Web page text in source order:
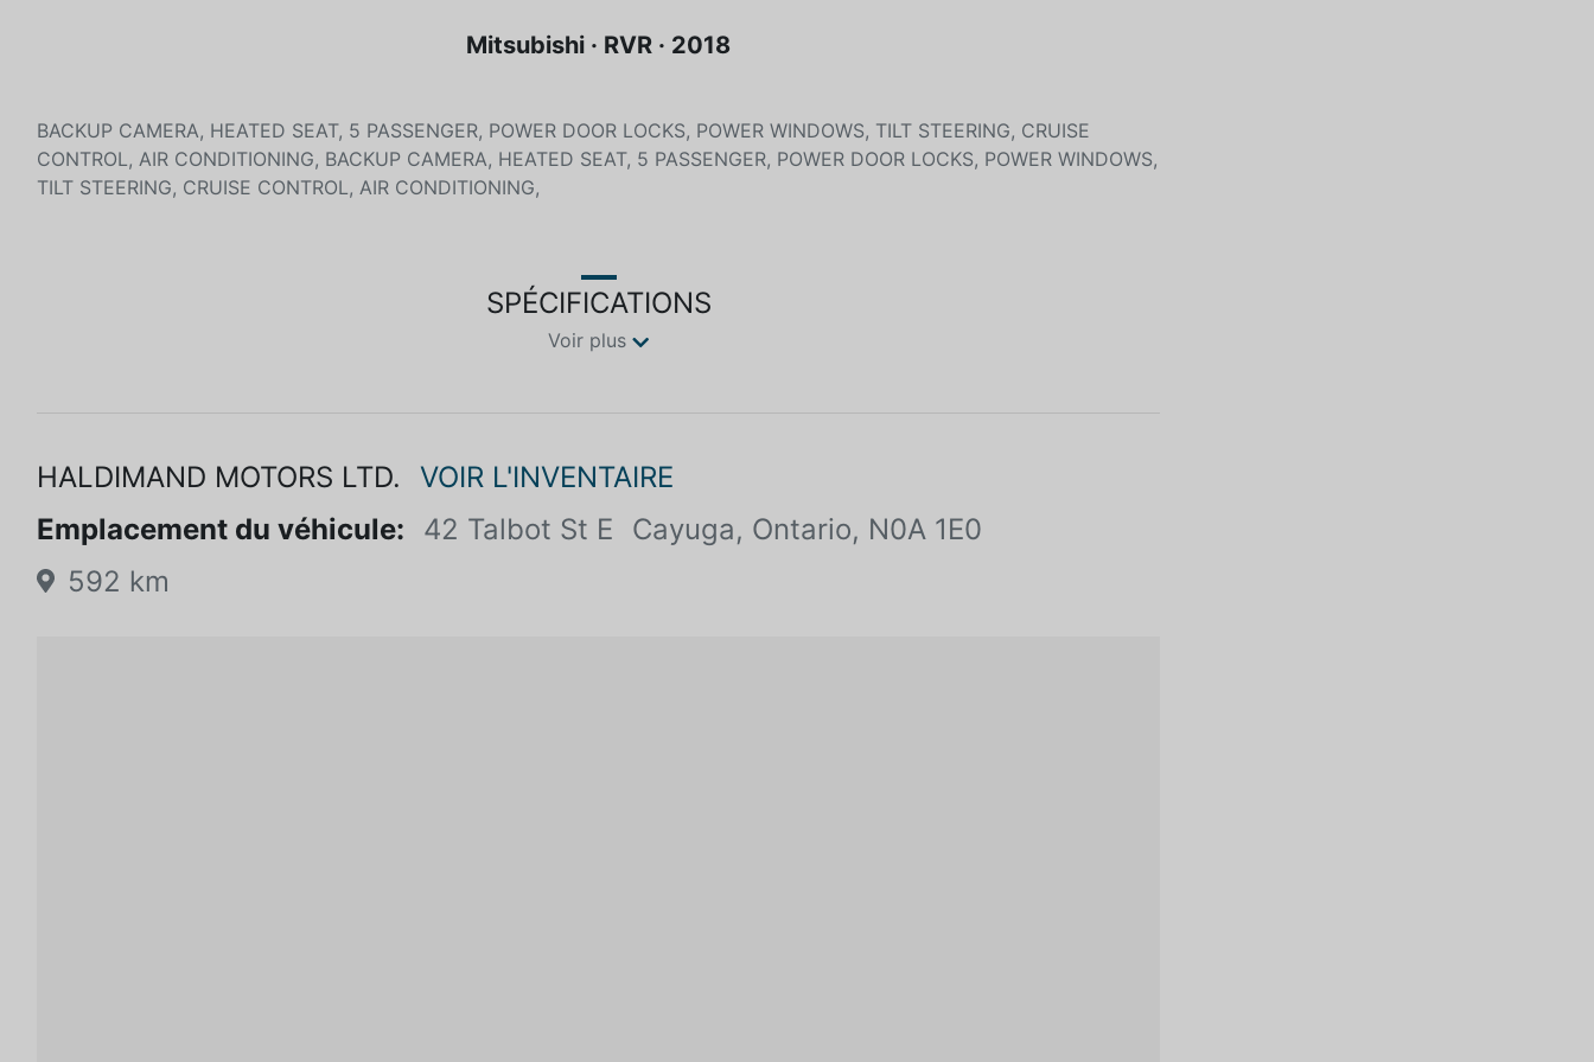
Mitsubishi · RVR · 2018
BACKUP CAMERA, HEATED SEAT, 5 PASSENGER, POWER DOOR LOCKS, POWER WINDOWS, TILT STEERING, CRUISE
CONTROL, AIR CONDITIONING, BACKUP CAMERA, HEATED SEAT, 5 PASSENGER, POWER DOOR LOCKS, POWER WINDOWS,
TILT STEERING, CRUISE CONTROL, AIR CONDITIONING,
SPÉCIFICATIONS
Voir plus
HALDIMAND MOTORS LTD.
VOIR L'INVENTAIRE
Emplacement du véhicule:
42 Talbot St E
Cayuga, Ontario, N0A 1E0
592 km